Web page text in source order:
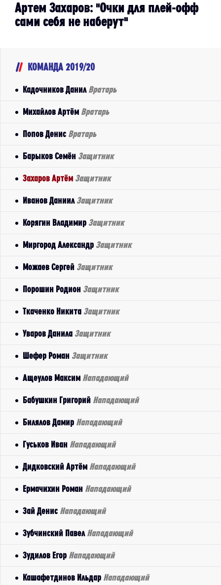
Артем Захаров: "Очки для плей-офф
сами себя не наберут"
КОМАНДА 2019/20
Кадочников Данил Вратарь
Михайлов Артём Вратарь
Попов Денис Вратарь
Барыков Семён Защитник
Захаров Артём Защитник
Иванов Даниил Защитник
Корягин Владимир Защитник
Миргород Александр Защитник
Можаев Сергей Защитник
Порошин Родион Защитник
Ткаченко Никита Защитник
Уваров Данила Защитник
Шефер Роман Защитник
Ащеулов Максим Нападающий
Бабушкин Григорий Нападающий
Билялов Дамир Нападающий
Гуськов Иван Нападающий
Дидковский Артём Нападающий
Ермачихин Роман Нападающий
Зай Денис Нападающий
Зубчинский Павел Нападающий
Зудилов Егор Нападающий
Кашафетдинов Ильдар Нападающий